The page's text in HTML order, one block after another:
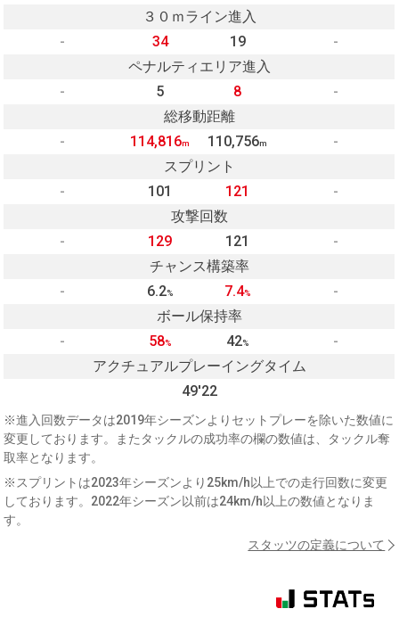
３０ｍライン進入
-
34 19
-
ペナルティエリア進入
-
5 8
-
総移動距離
-
114,816m 110,756m
-
スプリント
-
101 121
-
攻撃回数
-
129 121
-
チャンス構築率
-
6.2% 7.4%
-
ボール保持率
-
58% 42%
-
アクチュアルプレーイングタイム
49'22
※進入回数データは2019年シーズンよりセットプレーを除いた数値に
変更しております。またタックルの成功率の欄の数値は、タックル奪
取率となります。
※スプリントは2023年シーズンより25km/h以上での走行回数に変更
しております。2022年シーズン以前は24km/h以上の数値となりま
す。
スタッツの定義について